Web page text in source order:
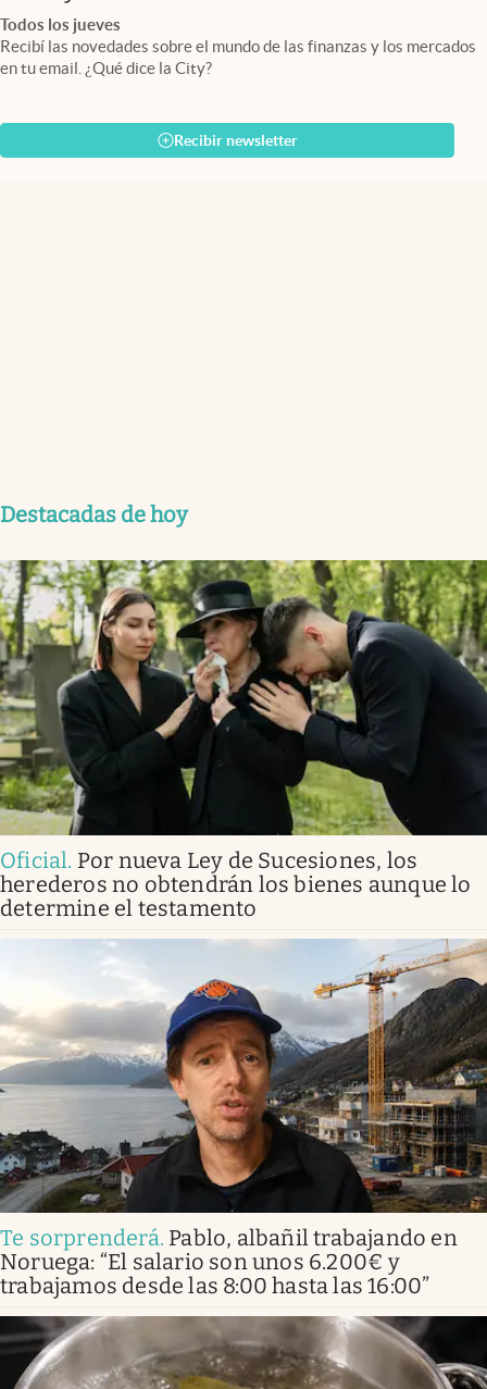
Todos los jueves
Recibí las novedades sobre el mundo de las finanzas y los mercados
en tu email. ¿Qué dice la City?
Recibir newsletter
Destacadas de hoy
Oficial. Por nueva Ley de Sucesiones, los
herederos no obtendrán los bienes aunque lo
determine el testamento
Te sorprenderá. Pablo, albañil trabajando en
Noruega: “El salario son unos 6.200€ y
trabajamos desde las 8:00 hasta las 16:00”